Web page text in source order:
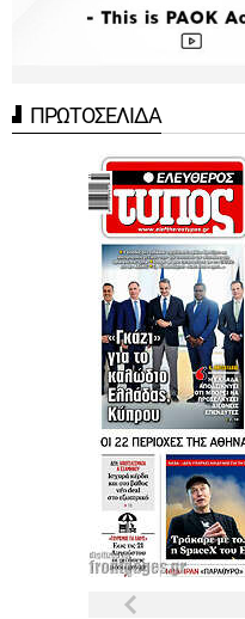
ΠΡΩΤΟΣΕΛΙΔΑ